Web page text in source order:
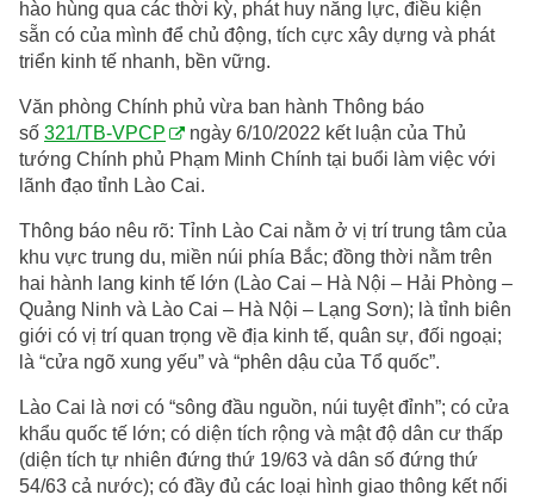
hào hùng qua các thời kỳ, phát huy năng lực, điều kiện
sẵn có của mình để chủ động, tích cực xây dựng và phát
triển kinh tế nhanh, bền vững.
Văn phòng Chính phủ vừa ban hành Thông báo
số 321/TB-VPCP
ngày 6/10/2022 kết luận của Thủ
tướng Chính phủ Phạm Minh Chính tại buổi làm việc với
lãnh đạo tỉnh Lào Cai.
Thông báo nêu rõ: Tỉnh Lào Cai nằm ở vị trí trung tâm của
khu vực trung du, miền núi phía Bắc; đồng thời nằm trên
hai hành lang kinh tế lớn (Lào Cai – Hà Nội – Hải Phòng –
Quảng Ninh và Lào Cai – Hà Nội – Lạng Sơn); là tỉnh biên
giới có vị trí quan trọng về địa kinh tế, quân sự, đối ngoại;
là “cửa ngõ xung yếu” và “phên dậu của Tổ quốc”.
Lào Cai là nơi có “sông đầu nguồn, núi tuyệt đỉnh”; có cửa
khẩu quốc tế lớn; có diện tích rộng và mật độ dân cư thấp
(diện tích tự nhiên đứng thứ 19/63 và dân số đứng thứ
54/63 cả nước); có đầy đủ các loại hình giao thông kết nối